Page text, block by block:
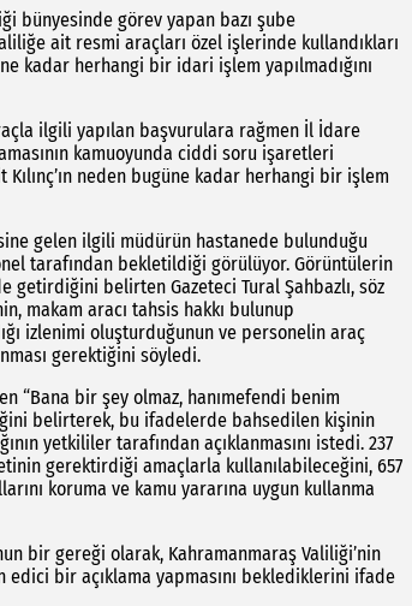
bünyesinde görev yapan bazı şube
ait resmi araçları özel işlerinde kullandıkları
kadar herhangi bir idari işlem yapılmadığını
ilgili yapılan başvurulara rağmen İl İdare
kamuoyunda ciddi soru işaretleri
neden bugüne kadar herhangi bir işlem
gelen ilgili müdürün hastanede bulunduğu
tarafından bekletildiği görülüyor. Görüntülerin
getirdiğini belirten Gazeteci Tural Şahbazlı, söz
makam aracı tahsis hakkı bulunup
izlenimi oluşturduğunun ve personelin araç
gerektiğini söyledi.
“Bana bir şey olmaz, hanımefendi benim
belirterek, bu ifadelerde bahsedilen kişinin
yetkililer tarafından açıklanmasını istedi. 237
gerektirdiği amaçlarla kullanılabileceğini, 657
koruma ve kamu yararına uygun kullanma
bir gereği olarak, Kahramanmaraş Valiliği’nin
bir açıklama yapmasını beklediklerini ifade